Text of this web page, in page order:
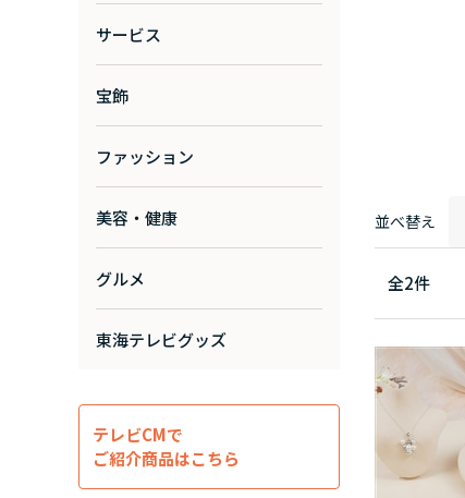
サービス
宝飾
ファッション
美容・健康
グルメ
東海テレビグッズ
テレビCMで
ご紹介商品はこちら
並べ替え
全2件